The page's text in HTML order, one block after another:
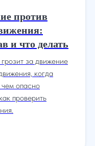
против
и что делать
за движение
когда
опасно
проверить